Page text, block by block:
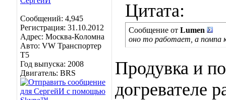
Сообщений: 4,945
Регистрация: 31.10.2012
Адрес: Москва-Коломна
Авто: VW Транспортер
Т5
Год выпуска: 2008
Двигатель: BRS
Цитата:
Сообщение от Lumen
оно то работает, а помпа
Продувка и
догревателе